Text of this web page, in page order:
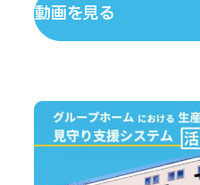
動画を見る